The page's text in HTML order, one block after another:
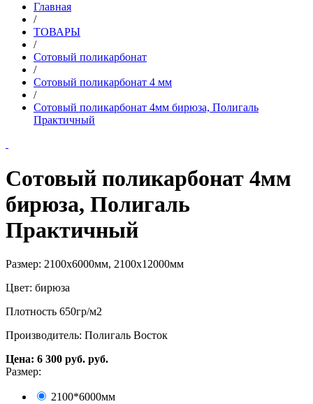
Главная
/
ТОВАРЫ
/
Сотовый поликарбонат
/
Сотовый поликарбонат 4 мм
/
Сотовый поликарбонат 4мм бирюза, Полигаль
Практичный
Сотовый поликарбонат 4мм
бирюза, Полигаль
Практичный
Размер: 2100х6000мм, 2100х12000мм
Цвет: бирюза
Плотность 650гр/м2
Производитель: Полигаль Восток
Цена: 6 300 руб. руб.
Размер:
2100*6000мм